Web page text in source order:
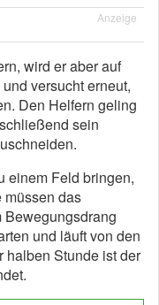
Anzeige
wird er aber auf
versucht erneut,
Den Helfern geling
sein
einem Feld bringen,
müssen das
Bewegungsdrang
und läuft von den
halben Stunde ist der